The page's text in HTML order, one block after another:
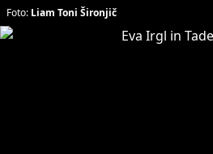
Foto: Liam Toni Šironjič